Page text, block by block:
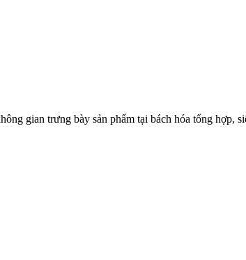
gian trưng bày sản phẩm tại bách hóa tổng